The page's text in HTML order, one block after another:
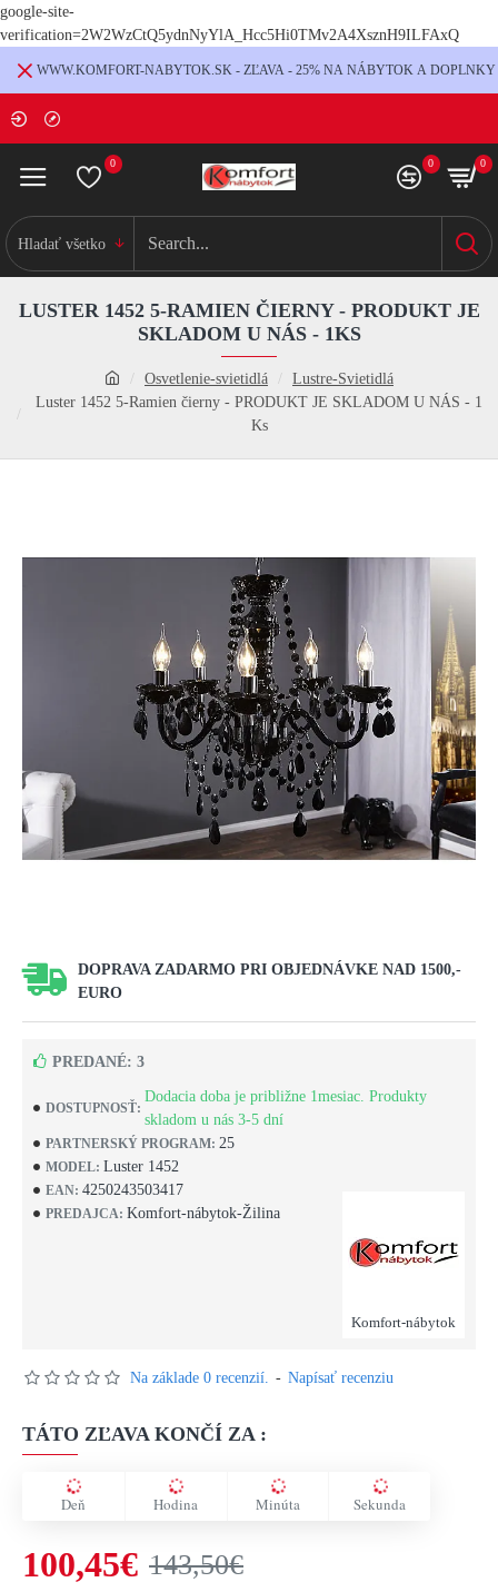
google-site-
verification=2W2WzCtQ5ydnNyYlA_Hcc5Hi0TMv2A4XsznH9ILFAxQ
WWW.KOMFORT-NABYTOK.SK - ZĽAVA - 25% NA NÁBYTOK A DOPLNKY
0 0 0
Hladať všetko
Osvetlenie-svietidlá
Lustre-Svietidlá
Luster 1452 5-Ramien čierny - PRODUKT JE SKLADOM U NÁS - 1
Ks
LUSTER 1452 5-RAMIEN ČIERNY - PRODUKT JE
SKLADOM U NÁS - 1KS
DOPRAVA ZADARMO PRI OBJEDNÁVKE NAD 1500,-
EURO
DOSTUPNOSŤ:
Dodacia doba je približne 1mesiac. Produkty
skladom u nás 3-5 dní
PARTNERSKÝ PROGRAM: 25
MODEL: Luster 1452
EAN: 4250243503417
PREDAJCA: Komfort-nábytok-Žilina
Komfort-nábytok
PREDANÉ: 3
Na základe 0 recenzií. - Napísať recenziu
TÁTO ZĽAVA KONČÍ ZA :
Deň Hodina Minúta Sekunda
100,45€ 143,50€